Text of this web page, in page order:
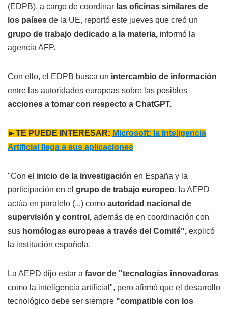
(EDPB), a cargo de coordinar las oficinas similares de
los países de la UE, reportó este jueves que creó un
grupo de trabajo dedicado a la materia, informó la
agencia AFP.
Con ello, el EDPB busca un intercambio de información
entre las autoridades europeas sobre las posibles
acciones a tomar con respecto a ChatGPT.
►TE PUEDE INTERESAR: Microsoft: la Inteligencia
Artificial llega a sus aplicaciones
"Con el inicio de la investigación en España y la
participación en el grupo de trabajo europeo, la AEPD
actúa en paralelo (...) como autoridad nacional de
supervisión y control, además de en coordinación con
sus homólogas europeas a través del Comité", explicó
la institución española.
La AEPD dijo estar a favor de "tecnologías innovadoras
como la inteligencia artificial", pero afirmó que el desarrollo
tecnológico debe ser siempre "compatible con los